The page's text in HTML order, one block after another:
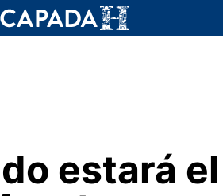
estará el